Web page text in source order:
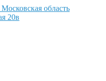
область
20в